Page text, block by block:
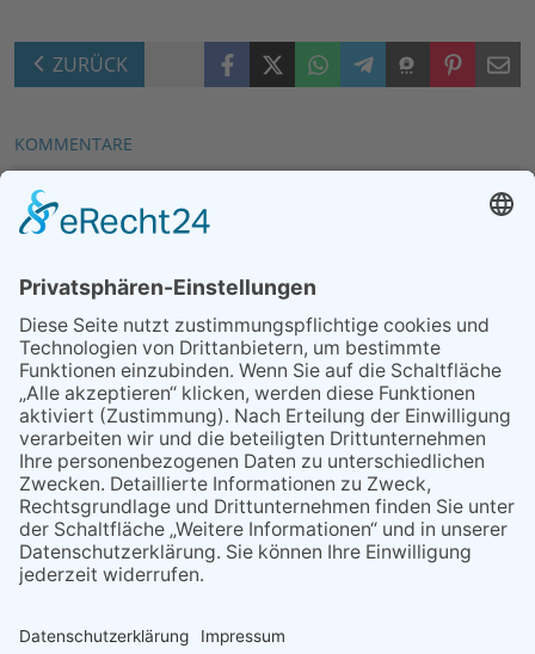
ZURÜCK FacebookX (Twitter)WhatsAppTelegramThreemaPinterestMail
KOMMENTARE
Neuen Kommentar verfassen
MEIST GELESEN
07.08.2026
„Männerschuppen“ stellt sich
vor
07.08.2026
Packende Mixed Duelle beim
KTC
07.08.2026
Polizeibericht
09.07.2026
Ein Schakal auf Pokaljagd
24.04.2026
Regelmäßige
Veranstaltungen